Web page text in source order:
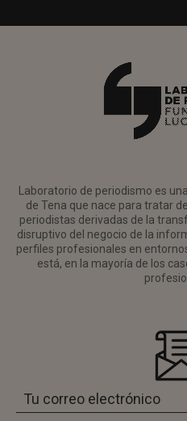
Laboratorio de periodismo es
de Tena que nace para tratar
periodistas derivadas de la
disruptivo del negocio de la
perfiles profesionales en
está, en la mayoría de los